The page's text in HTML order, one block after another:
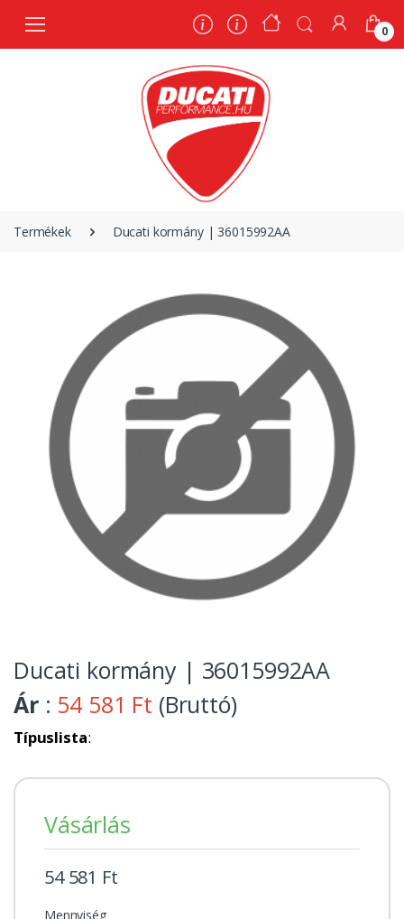
0
Termékek Ducati kormány | 36015992AA
Ducati kormány | 36015992AA
Ár : 54 581 Ft (Bruttó)
Típuslista:
Vásárlás
54 581 Ft
Mennyiség
0